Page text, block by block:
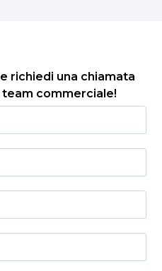
richiedi una chiamata
commerciale!